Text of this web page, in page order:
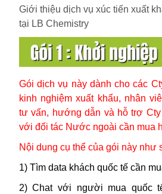
Giới thiệu dịch vụ xúc tiến xuất
tại LB Chemistry
Gói dịch vụ này dành cho các
kinh nghiệm xuất khẩu, nhân
tư vấn, hướng dẫn và hỗ trợ
với đối tác Nước ngoài cần mua
Nội dung cụ thể của gói này như
1) Tìm data khách quốc tế cần
2) Chat với người mua quốc